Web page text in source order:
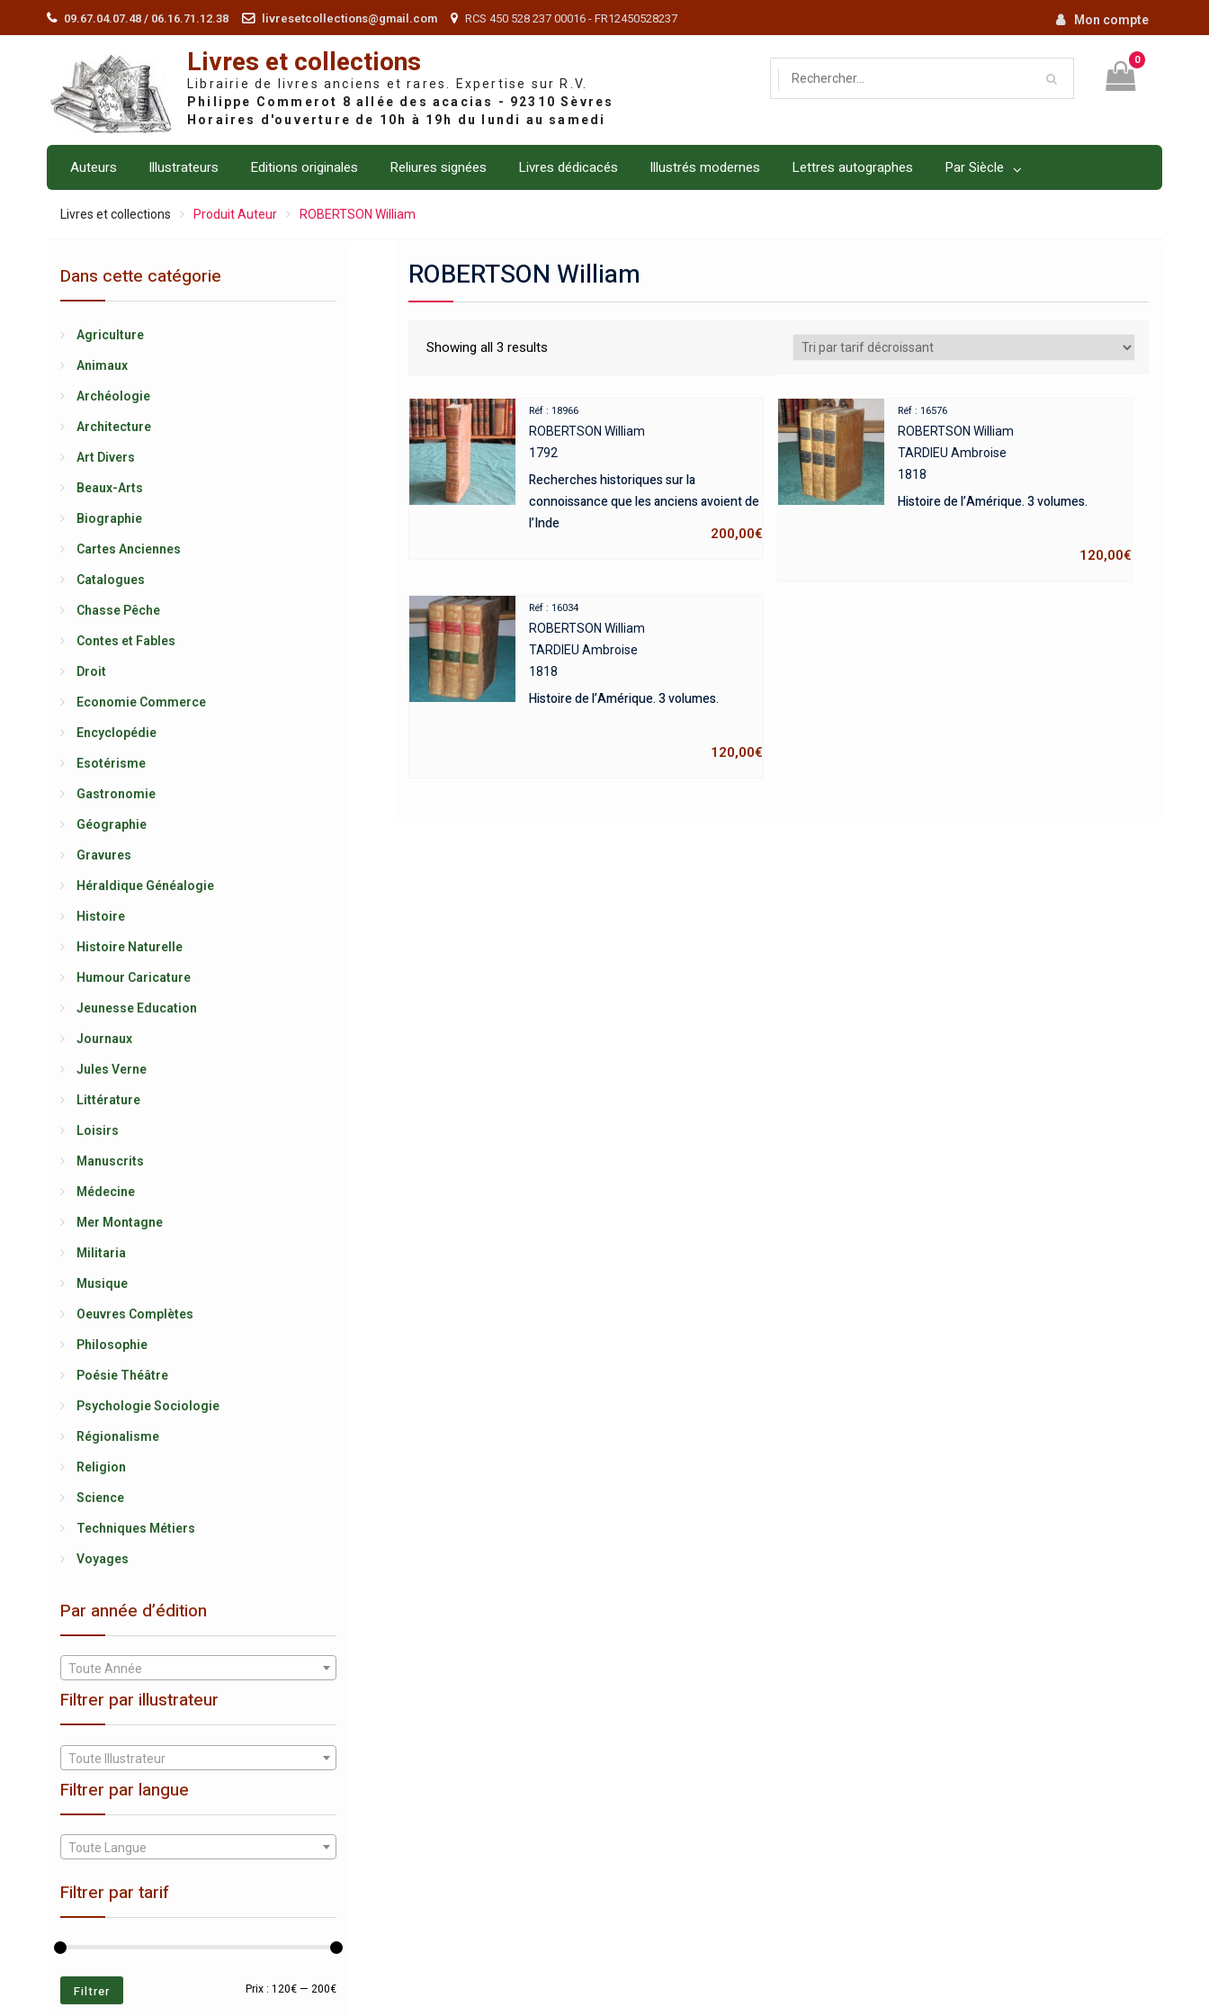
09.67.04.07.48 / 06.16.71.12.38 livresetcollections@gmail.com RCS 450 528 237 00016 - FR12450528237 Mon compte
Livres et collections
Librairie de livres anciens et rares. Expertise sur R.V.
0
Auteurs Illustrateurs Editions originales Reliures signées Livres dédicacés Illustrés modernes Lettres autographes Par Siècle
Livres et collections Produit Auteur ROBERTSON William
ROBERTSON William
Showing all 3 results
Réf : 18966
ROBERTSON William
1792
Recherches historiques sur la
connoissance que les anciens avoient de
l’Inde
200,00€
Réf : 16576
ROBERTSON William
TARDIEU Ambroise
1818
Histoire de l’Amérique. 3 volumes.
120,00€
Réf : 16034
ROBERTSON William
TARDIEU Ambroise
1818
Histoire de l’Amérique. 3 volumes.
120,00€
Dans cette catégorie
Agriculture
Animaux
Archéologie
Architecture
Art Divers
Beaux-Arts
Biographie
Cartes Anciennes
Catalogues
Chasse Pêche
Contes et Fables
Droit
Economie Commerce
Encyclopédie
Esotérisme
Gastronomie
Géographie
Gravures
Héraldique Généalogie
Histoire
Histoire Naturelle
Humour Caricature
Jeunesse Education
Journaux
Jules Verne
Littérature
Loisirs
Manuscrits
Médecine
Mer Montagne
Militaria
Musique
Oeuvres Complètes
Philosophie
Poésie Théâtre
Psychologie Sociologie
Régionalisme
Religion
Science
Techniques Métiers
Voyages
Par année d’édition
Toute Année
Filtrer par illustrateur
Toute Illustrateur
Filtrer par langue
Toute Langue
Filtrer par tarif
Prix
Prix
Filtrer Prix : 120€ — 200€